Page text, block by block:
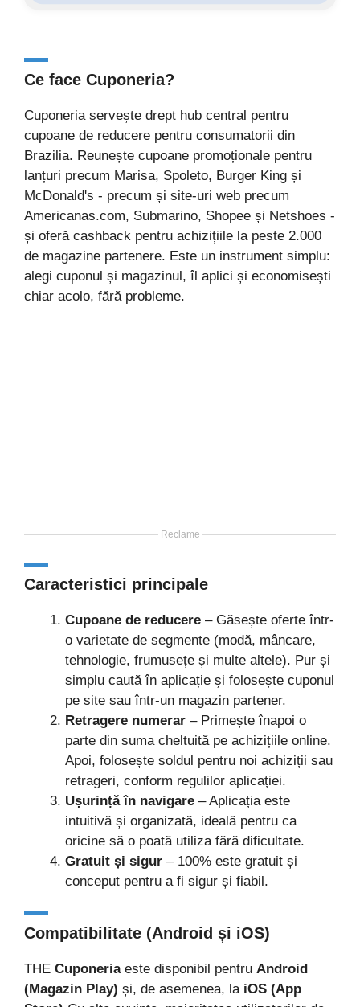
Ce face Cuponeria?
Cuponeria servește drept hub central pentru
cupoane de reducere pentru consumatorii din
Brazilia. Reunește cupoane promoționale pentru
lanțuri precum Marisa, Spoleto, Burger King și
McDonald's - precum și site-uri web precum
Americanas.com, Submarino, Shopee și Netshoes -
și oferă cashback pentru achizițiile la peste 2.000
de magazine partenere. Este un instrument simplu:
alegi cuponul și magazinul, îl aplici și economisești
chiar acolo, fără probleme.
Reclame
Caracteristici principale
Cupoane de reducere – Găsește oferte într-
o varietate de segmente (modă, mâncare,
tehnologie, frumusețe și multe altele). Pur și
simplu caută în aplicație și folosește cuponul
pe site sau într-un magazin partener.
Retragere numerar – Primește înapoi o
parte din suma cheltuită pe achizițiile online.
Apoi, folosește soldul pentru noi achiziții sau
retrageri, conform regulilor aplicației.
Ușurință în navigare – Aplicația este
intuitivă și organizată, ideală pentru ca
oricine să o poată utiliza fără dificultate.
Gratuit și sigur – 100% este gratuit și
conceput pentru a fi sigur și fiabil.
Compatibilitate (Android și iOS)
THE Cuponeriaeste disponibil pentru Android
(Magazin Play) și, de asemenea, la iOS (App